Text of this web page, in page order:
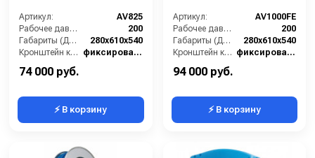
механизмом AV 825
Артикул:
AV825
Рабочее давление (бар):
200
Габариты (ДхШхВ):
280x610x540
Кронштейн катушки:
фиксированный
Наличие шланга:
74 000 руб.
⚡ В корзину
Артикул:
AV1000FE
Рабочее давление (бар):
200
Габариты (ДхШхВ):
280x610x540
Кронштейн катушки:
фиксированный
Наличие шланга:
94 000 руб.
⚡ В корзину